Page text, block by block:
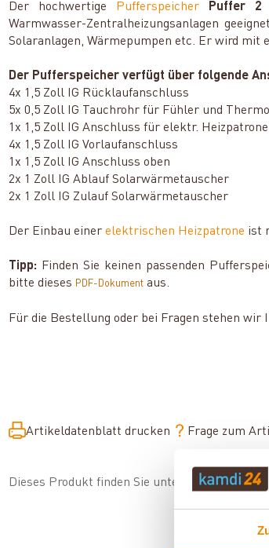
Der hochwertige PufferspeicherPuffer 2
Warmwasser-Zentralheizungsanlagen
Solaranlagen, Wärmepumpen etc. Er wird mit
Der Pufferspeicher verfügt über folgende
4x 1,5 Zoll IG Rücklaufanschluss
5x 0,5 Zoll IG Tauchrohr für Fühler und
1x 1,5 Zoll IG Anschluss für elektr. Heizpatrone
4x 1,5 Zoll IG Vorlaufanschluss
1x 1,5 Zoll IG Anschluss oben
2x 1 Zoll IG Ablauf Solarwärmetauscher
2x 1 Zoll IG Zulauf Solarwärmetauscher
Der Einbau einerelektrischen Heizpatrone ist
Tipp: Finden Sie keinen passenden
bitte dieses PDF-Dokument aus.
Für die Bestellung oder bei Fragen stehen wir
Artikeldatenblatt drucken Frage zum
Dieses Produkt finden Sie unter: Heiztechnik|